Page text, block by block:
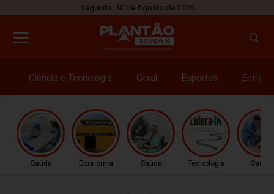
Segunda, 10 de Agosto de 2026
Ciência e Tecnologia Geral Esportes
Saúde Economia Saúde Tecnologia Saúde